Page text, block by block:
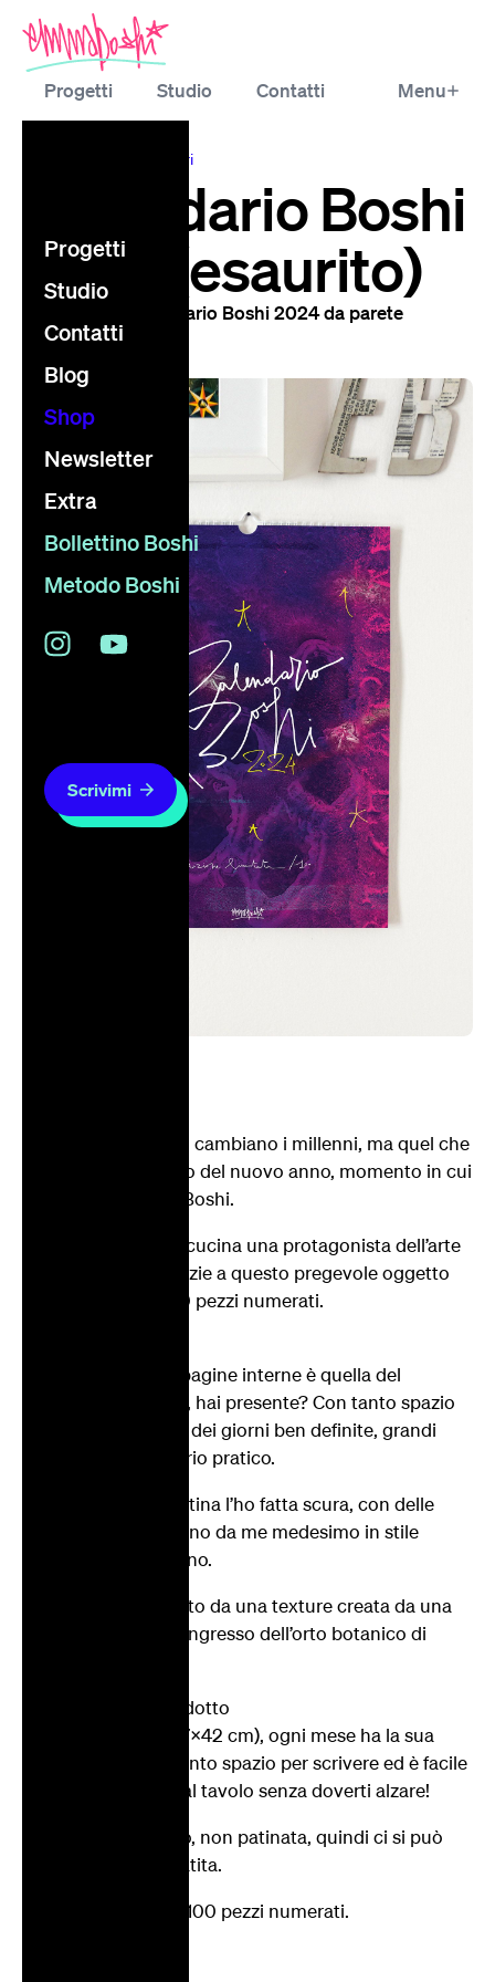
Progetti Studio
Contatti
Blog
Shop
Menu
Progetti
Studio
Contatti
Blog
Shop
Newsletter
Extra
Bollettino Boshi
Metodo Boshi
Scrivimi
calendari
Calendario Boshi
2024 (esaurito)
L'unico vero calendario Boshi 2024 da parete
Cambiano i governi, cambiano i millenni, ma quel che
non cambia è l’arrivo del nuovo anno, momento in cui
arriva il Calendario Boshi.
Puoi rendere la tua cucina una protagonista dell’arte
contemporanea grazie a questo pregevole oggetto
realizzato in soli 100 pezzi numerati.
L’ispirazione per le pagine interne è quella del
calendario dell’AVIS, hai presente? Con tanto spazio
per scrivere, caselle dei giorni ben definite, grandi
numeri. Un calendario pratico.
Quest’anno la copertina l’ho fatta scura, con delle
scritte vergate a mano da me medesimo in stile
calligrafico sbarazzino.
Lo sfondo è arricchito da una texture creata da una
foto delle ninfee all’ingresso dell’orto botanico di
Descrizione del prodotto
Il formato è A3 (29,7x42 cm), ogni mese ha la sua
pagina, quindi c’è tanto spazio per scrivere ed è facile
vedere i giorni fin dal tavolo senza doverti alzare!
La carta è uso mano, non patinata, quindi ci si può
scrivere anche a matita.
Edizione limitata di 100 pezzi numerati.